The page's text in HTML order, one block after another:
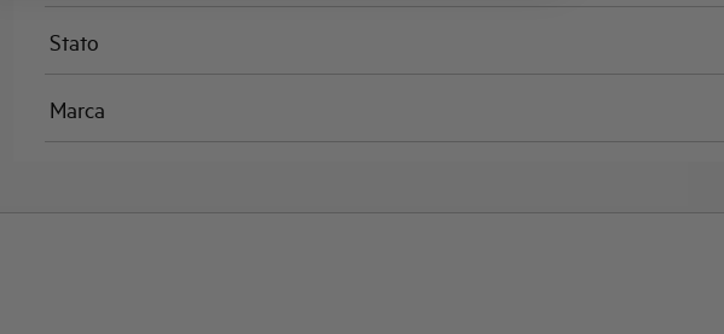
Stato
Marca